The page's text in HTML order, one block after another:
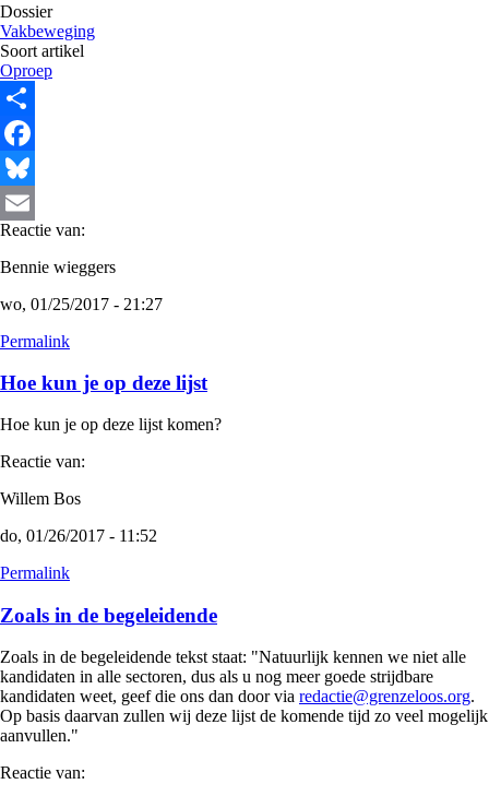
Dossier
Vakbeweging
Soort artikel
Oproep
Share
Facebook
Bluesky
Email
Reactie van:
Bennie wieggers
wo, 01/25/2017 - 21:27
Permalink
Hoe kun je op deze lijst
Hoe kun je op deze lijst komen?
Reactie van:
Willem Bos
do, 01/26/2017 - 11:52
Permalink
Zoals in de begeleidende
Zoals in de begeleidende tekst staat: "Natuurlijk kennen we niet alle
kandidaten in alle sectoren, dus als u nog meer goede strijdbare
kandidaten weet, geef die ons dan door via redactie@grenzeloos.org.
Op basis daarvan zullen wij deze lijst de komende tijd zo veel mogelijk
aanvullen."
Reactie van: